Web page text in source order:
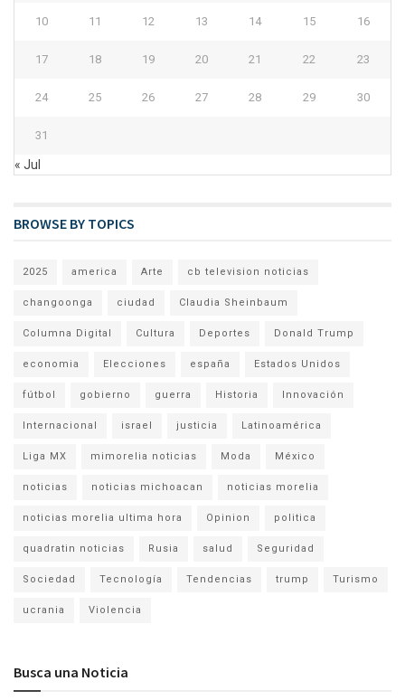
10 11 12 13 14 15 16
17 18 19 20 21 22 23
24 25 26 27 28 29 30
31
« Jul
BROWSE BY TOPICS
2025 america Arte cb television noticias
changoonga ciudad Claudia Sheinbaum
Columna Digital Cultura Deportes Donald Trump
economia Elecciones españa Estados Unidos
fútbol gobierno guerra Historia Innovación
Internacional israel justicia Latinoamérica
Liga MX mimorelia noticias Moda México
noticias noticias michoacan noticias morelia
noticias morelia ultima hora Opinion politica
quadratin noticias Rusia salud Seguridad
Sociedad Tecnología Tendencias trump Turismo
ucrania Violencia
Busca una Noticia